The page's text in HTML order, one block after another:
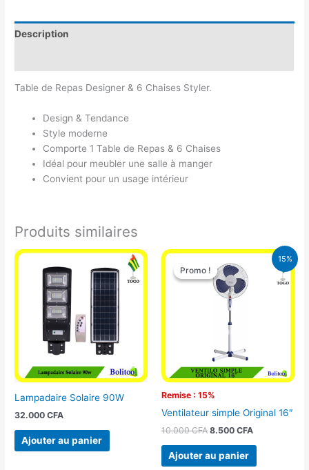
Description
Table de Repas Designer & 6 Chaises Styler.
Design & Tendance
Style moderne
Comporte 1 Table de Repas & 6 Chaises
Idéal pour meubler une salle à manger
Convient pour un usage intérieur
Produits similaires
Lampadaire Solaire 90W
32.000CFA
Ajouter au panier
15%
Promo !
Remise : 15%
Promo !
Ventilateur simple Original 16″
10.000CFA
Le
prix
initial
était :
10.000 CFA.
8.500 CFA
Le
Ajouter au panier